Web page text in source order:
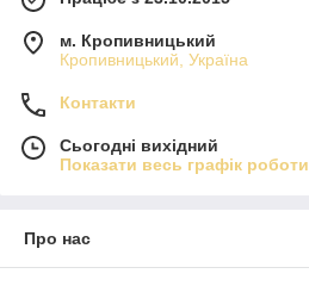
м. Кропивницький
Кропивницький, Україна
Контакти
Сьогодні вихідний
Показати весь графік роботи
Про нас